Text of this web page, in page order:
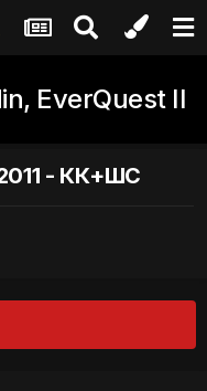
EverQuest II
- КК+ШС